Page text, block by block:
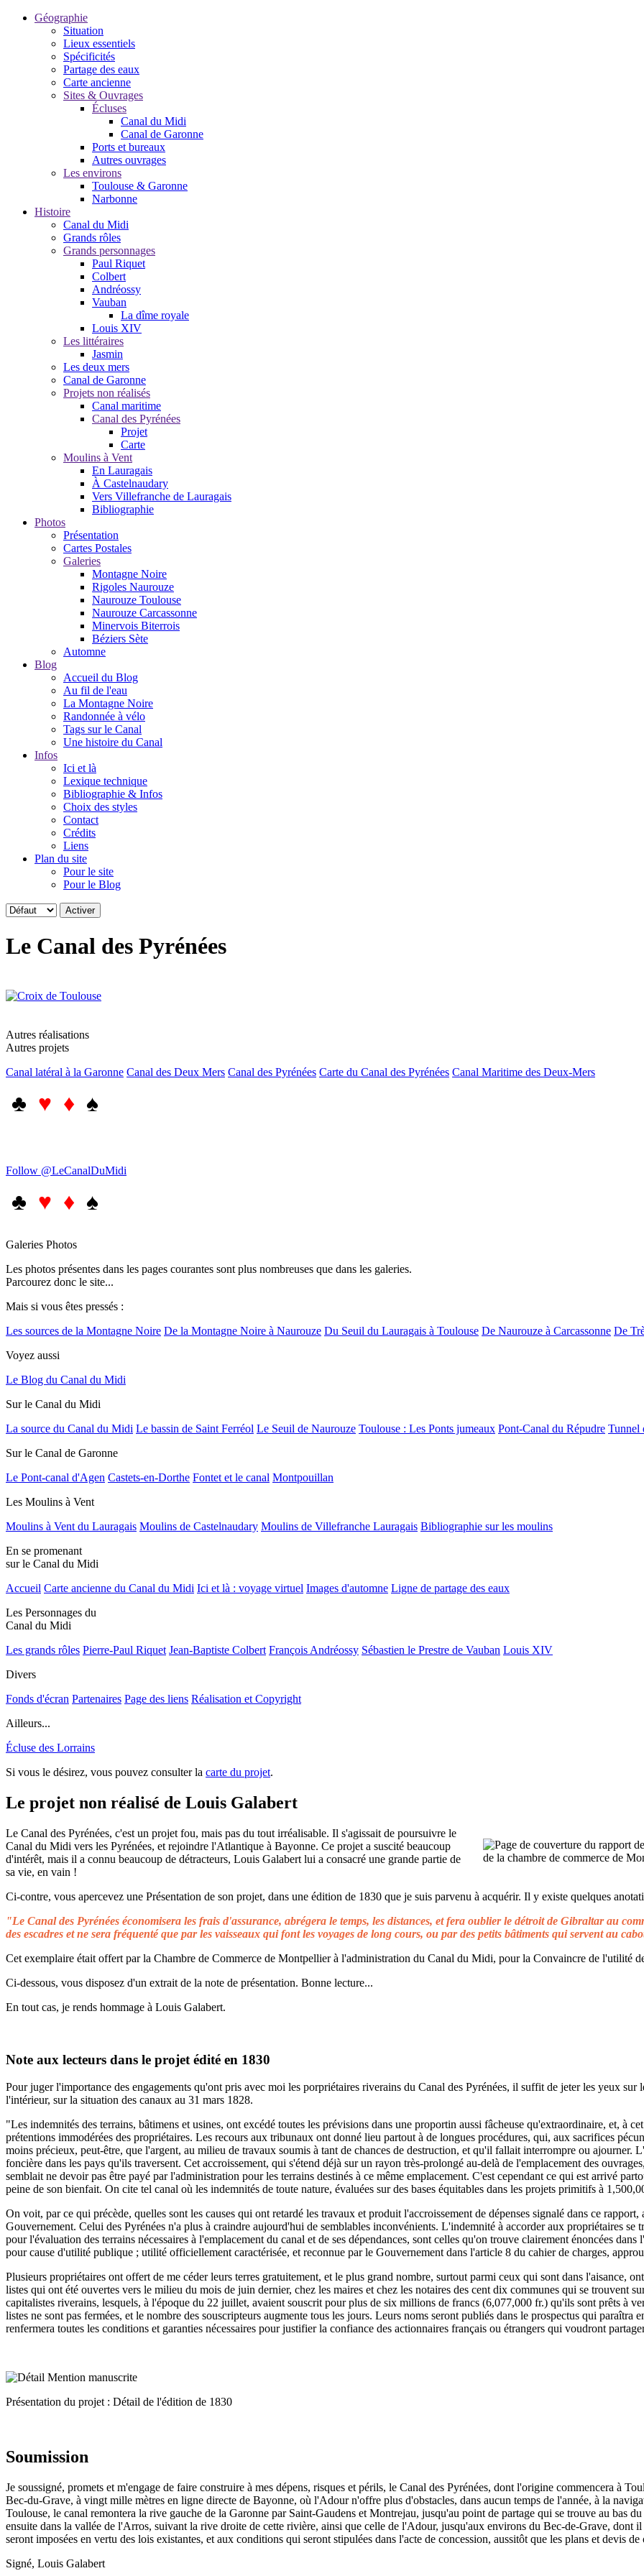
Géographie
Situation
Lieux essentiels
Spécificités
Partage des eaux
Carte ancienne
Sites & Ouvrages
Écluses
Canal du Midi
Canal de Garonne
Ports et bureaux
Autres ouvrages
Les environs
Toulouse & Garonne
Narbonne
Histoire
Canal du Midi
Grands rôles
Grands personnages
Paul Riquet
Colbert
Andréossy
Vauban
La dîme royale
Louis XIV
Les littéraires
Jasmin
Les deux mers
Canal de Garonne
Projets non réalisés
Canal maritime
Canal des Pyrénées
Projet
Carte
Moulins à Vent
En Lauragais
À Castelnaudary
Vers Villefranche de Lauragais
Bibliographie
Photos
Présentation
Cartes Postales
Galeries
Montagne Noire
Rigoles Naurouze
Naurouze Toulouse
Naurouze Carcassonne
Minervois Biterrois
Béziers Sète
Automne
Blog
Accueil du Blog
Au fil de l'eau
La Montagne Noire
Randonnée à vélo
Tags sur le Canal
Une histoire du Canal
Infos
Ici et là
Lexique technique
Bibliographie & Infos
Choix des styles
Contact
Crédits
Liens
Plan du site
Pour le site
Pour le Blog
Le Canal des Pyrénées
Autres réalisations
Autres projets
Canal latéral à la Garonne Canal des Deux Mers Canal des Pyrénées Carte du Canal des Pyrénées Canal Maritime des Deux-Mers
♣ ♥ ♦ ♠
Follow @LeCanalDuMidi
♣ ♥ ♦ ♠
Galeries Photos
Les photos présentes dans les pages courantes sont plus nombreuses que dans les galeries.
Parcourez donc le site...
Mais si vous êtes pressés :
Les sources de la Montagne Noire De la Montagne Noire à Naurouze Du Seuil du Lauragais à Toulouse De Naurouze à Carcassonne De
Voyez aussi
Le Blog du Canal du Midi
Sur le Canal du Midi
La source du Canal du Midi Le bassin de Saint Ferréol Le Seuil de Naurouze Toulouse : Les Ponts jumeaux Pont-Canal du Répudre Tunnel
Sur le Canal de Garonne
Le Pont-canal d'Agen Castets-en-Dorthe Fontet et le canal Montpouillan
Les Moulins à Vent
Moulins à Vent du Lauragais Moulins de Castelnaudary Moulins de Villefranche Lauragais Bibliographie sur les moulins
En se promenant
sur le Canal du Midi
Accueil Carte ancienne du Canal du Midi Ici et là : voyage virtuel Images d'automne Ligne de partage des eaux
Les Personnages du
Canal du Midi
Les grands rôles Pierre-Paul Riquet Jean-Baptiste Colbert François Andréossy Sébastien le Prestre de Vauban Louis XIV
Divers
Fonds d'écran Partenaires Page des liens Réalisation et Copyright
Ailleurs...
Écluse des Lorrains
Si vous le désirez, vous pouvez consulter la carte du projet.
Le projet non réalisé de Louis Galabert
Le Canal des Pyrénées, c'est un projet fou, mais pas du tout irréalisable. Il s'agissait de poursuivre le
Canal du Midi vers les Pyrénées, et rejoindre l'Atlantique à Bayonne. Ce projet a suscité beaucoup
d'intérêt, mais il a connu beaucoup de détracteurs, Louis Galabert lui a consacré une grande partie de
sa vie, en vain !
Ci-contre, vous apercevez une Présentation de son projet, dans une édition de 1830 que je suis parvenu à acquérir. Il y existe quelques
"Le Canal des Pyrénées économisera les frais d'assurance, abrégera le temps, les distances, et fera oublier le détroit de Gibraltar au
des escadres et ne sera fréquenté que par les vaisseaux qui font les voyages de long cours, ou par des petits bâtiments qui servent au
Cet exemplaire était offert par la Chambre de Commerce de Montpellier à l'administration du Canal du Midi, pour la Convaincre de l'utilité
Ci-dessous, vous disposez d'un extrait de la note de présentation. Bonne lecture...
En tout cas, je rends hommage à Louis Galabert.
Note aux lecteurs dans le projet édité en 1830
Pour juger l'importance des engagements qu'ont pris avec moi les porpriétaires riverains du Canal des Pyrénées, il suffit de jeter les yeux
l'intérieur, sur la situation des canaux au 31 mars 1828.
"Les indemnités des terrains, bâtimens et usines, ont excédé toutes les prévisions dans une proportin aussi fâcheuse qu'extraordinaire, et, à
prétentions immodérées des propriétaires. Les recours aux tribunaux ont donné lieu partout à de longues procédures, qui, aux sacrifices
moins précieux, peut-être, que l'argent, au milieu de travaux soumis à tant de chances de destruction, et qu'il fallait interrompre ou ajourner.
foncière dans les pays qu'ils traversent. Cet accroissement, qui s'étend déjà sur un rayon très-prolongé au-delà de l'emplacement des
semblait ne devoir pas être payé par l'administration pour les terrains destinés à ce même emplacement. C'est cependant ce qui est arrivé
peine de son bienfait. On cite tel canal où les indemnités de toute nature, évaluées sur des bases équitables dans les projets primitifs à
On voit, par ce qui précède, quelles sont les causes qui ont retardé les travaux et produit l'accroissement de dépenses signalé dans ce
Gouvernement. Celui des Pyrénées n'a plus à craindre aujourd'hui de semblables inconvénients. L'indemnité à accorder aux propriétaires se
pour l'évaluation des terrains nécessaires à l'emplacement du canal et de ses dépendances, sont celles qu'on trouve clairement énoncées
pour cause d'utilité publique ; utilité officiellement caractérisée, et reconnue par le Gouvernement dans l'article 8 du cahier de charges,
Plusieurs propriétaires ont offert de me céder leurs terres gratuitement, et le plus grand nombre, surtout parmi ceux qui sont dans l'aisance,
listes qui ont été ouvertes vers le milieu du mois de juin dernier, chez les maires et chez les notaires des cent dix communes qui se trouvent
capitalistes riverains, lesquels, à l'époque du 22 juillet, avaient souscrit pour plus de six millions de francs (6,077,000 fr.) qu'ils sont prêts à
listes ne sont pas fermées, et le nombre des souscripteurs augmente tous les jours. Leurs noms seront publiés dans le prospectus qui
renfermera toutes les conditions et garanties nécessaires pour justifier la confiance des actionnaires français ou étrangers qui voudront
Présentation du projet : Détail de l'édition de 1830
Soumission
Je soussigné, promets et m'engage de faire construire à mes dépens, risques et périls, le Canal des Pyrénées, dont l'origine commencera à
Bec-du-Grave, à vingt mille mètres en ligne directe de Bayonne, où l'Adour n'offre plus d'obstacles, dans aucun temps de l'année, à la
Toulouse, le canal remontera la rive gauche de la Garonne par Saint-Gaudens et Montrejau, jusqu'au point de partage qui se trouve au bas
ensuite dans la vallée de l'Arros, suivant la rive droite de cette rivière, ainsi que celle de l'Adour, jusqu'aux environs du Bec-de-Grave, dont
seront imposées en vertu des lois existantes, et aux conditions qui seront stipulées dans l'acte de concession, aussitôt que les plans et devis
Signé, Louis Galabert